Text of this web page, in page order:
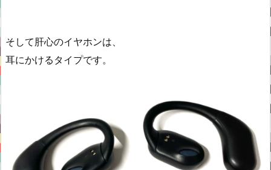
そして肝心のイヤホンは、
耳にかけるタイプです。